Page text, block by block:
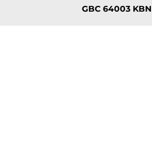
GBC 64003 KBN